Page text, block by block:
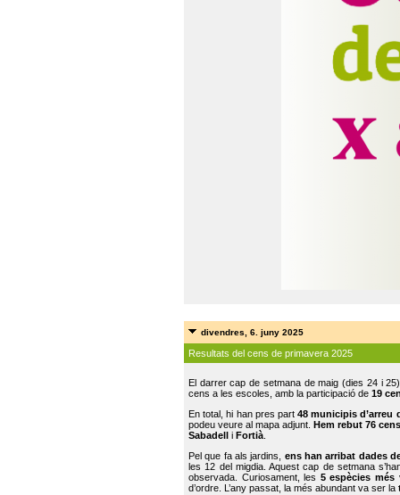
divendres, 6. juny 2025
Resultats del cens de primavera 2025
El darrer cap de setmana de maig (dies 24 i
cens a les escoles, amb la participació de 19
En total, hi han pres part48 municipis d’arreu
podeu veure al mapa adjunt. Hem rebut 76
Sabadell
i Fortià.
Pel que fa als jardins, ens han arribat dades
les 12 del migdia. Aquest cap de setmana
observada. Curiosament, les 5 espècies més
d’ordre. L’any passat, la més abundant va ser la